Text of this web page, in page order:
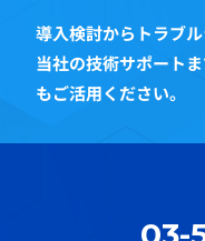
導入検討からトラブ
当社の技術サポート
もご活用ください。